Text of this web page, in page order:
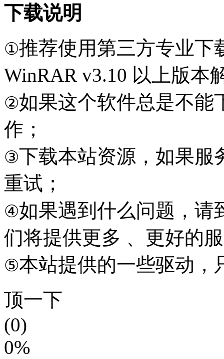
下载说明
①推荐使用第三方专业下
WinRAR v3.10 以上版本
②如果这个软件总是不能
作；
③下载本站资源，如果服
重试；
④如果遇到什么问题，请
们将提供更多 、更好的
⑤本站提供的一些驱动，
顶一下
(0)
0%